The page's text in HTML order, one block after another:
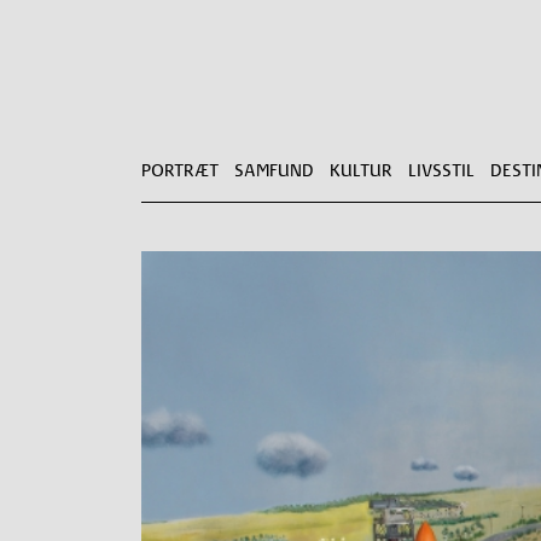
PORTRÆT SAMFUND KULTUR LIVSSTIL